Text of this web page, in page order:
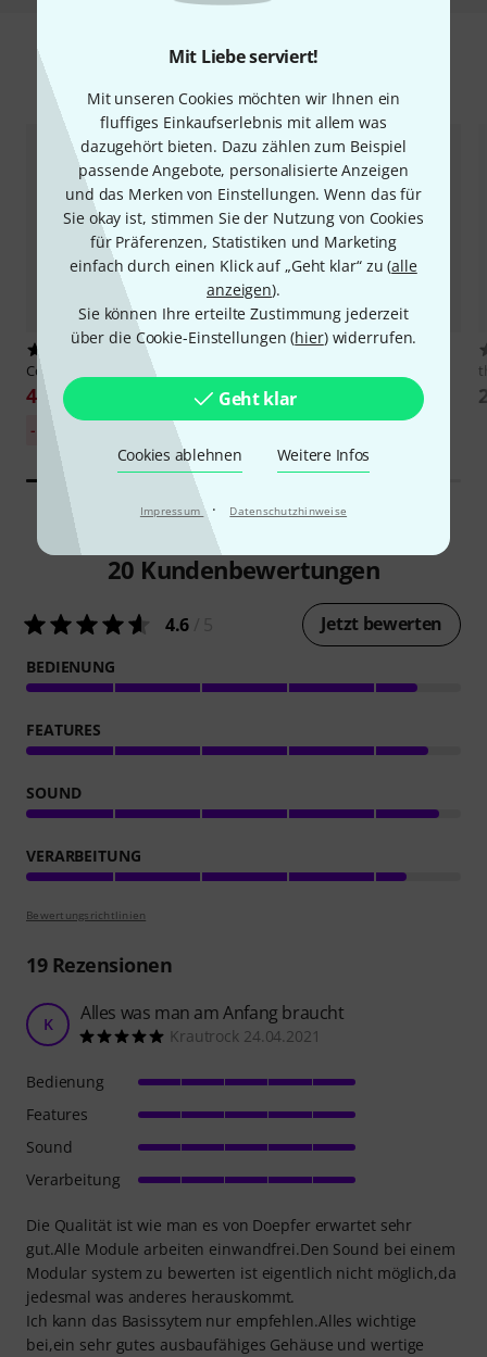
Mit Liebe serviert!
Mit unseren Cookies möchten wir Ihnen ein
fluffiges Einkaufserlebnis mit allem was
dazugehört bieten. Dazu zählen zum Beispiel
passende Angebote, personalisierte Anzeigen
und das Merken von Einstellungen. Wenn das für
Sie okay ist, stimmen Sie der Nutzung von Cookies
für Präferenzen, Statistiken und Marketing
einfach durch einen Klick auf „Geht klar“ zu (alle
anzeigen).
Sie können Ihre erteilte Zustimmung jederzeit
über die Cookie-Einstellungen (hier) widerrufen.
Geht klar
Cookies ablehnen Weitere Infos
Impressum · Datenschutzhinweise
Cordial
4,40 €
30-Tage-Bestpreis:
-15%
4,20 €
30-Tage-Bestpreis:
20 Kundenbewertungen
4.6 Jetzt bewerten
BEDIENUNG
FEATURES
SOUND
VERARBEITUNG
Bewertungsrichtlinien
19Rezensionen
K Alles was man am Anfang braucht
Krautrock 24.04.2021
Die Qualität ist wie man es von Doepfer erwartet sehr
gut.Alle Module arbeiten einwandfrei.Den Sound bei einem
Modular system zu bewerten ist eigentlich nicht möglich,da
jedesmal was anderes herauskommt.
Ich kann das Basissytem nur empfehlen.Alles wichtige
bei,ein sehr gutes ausbaufähiges Gehäuse und wertige
Bedienung
Features
Sound
Verarbeitung